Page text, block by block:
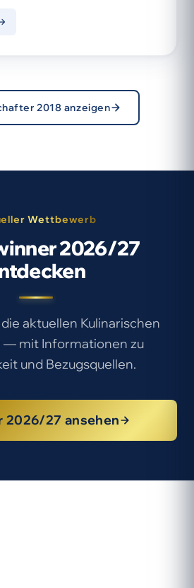
2018 anzeigen
Wettbewerb
2026/27
aktuellen Kulinarischen
— mit Informationen zu
und Bezugsquellen.
2026/27 ansehen